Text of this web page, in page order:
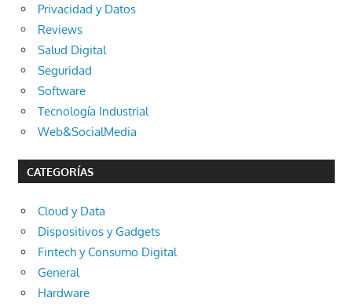
Privacidad y Datos
Reviews
Salud Digital
Seguridad
Software
Tecnología Industrial
Web&SocialMedia
CATEGORÍAS
Cloud y Data
Dispositivos y Gadgets
Fintech y Consumo Digital
General
Hardware